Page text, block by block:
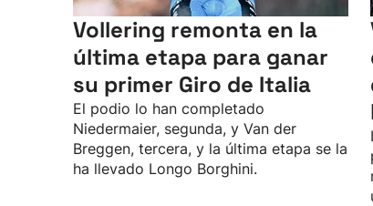
Vollering remonta en la
última etapa para ganar
su primer Giro de Italia
El podio lo han completado
Niedermaier, segunda, y Van der
Breggen, tercera, y la última etapa se la
ha llevado Longo Borghini.